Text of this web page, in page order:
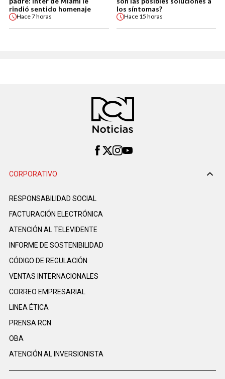
rindió sentido homenaje
Hace7 horas
los síntomas?
Hace 15 horas
CORPORATIVO
RESPONSABILIDAD SOCIAL
FACTURACIÓN ELECTRÓNICA
ATENCIÓN AL TELEVIDENTE
INFORME DE SOSTENIBILIDAD
CÓDIGO DE REGULACIÓN
VENTAS INTERNACIONALES
CORREO EMPRESARIAL
LINEA ÉTICA
PRENSA RCN
OBA
ATENCIÓN AL INVERSIONISTA